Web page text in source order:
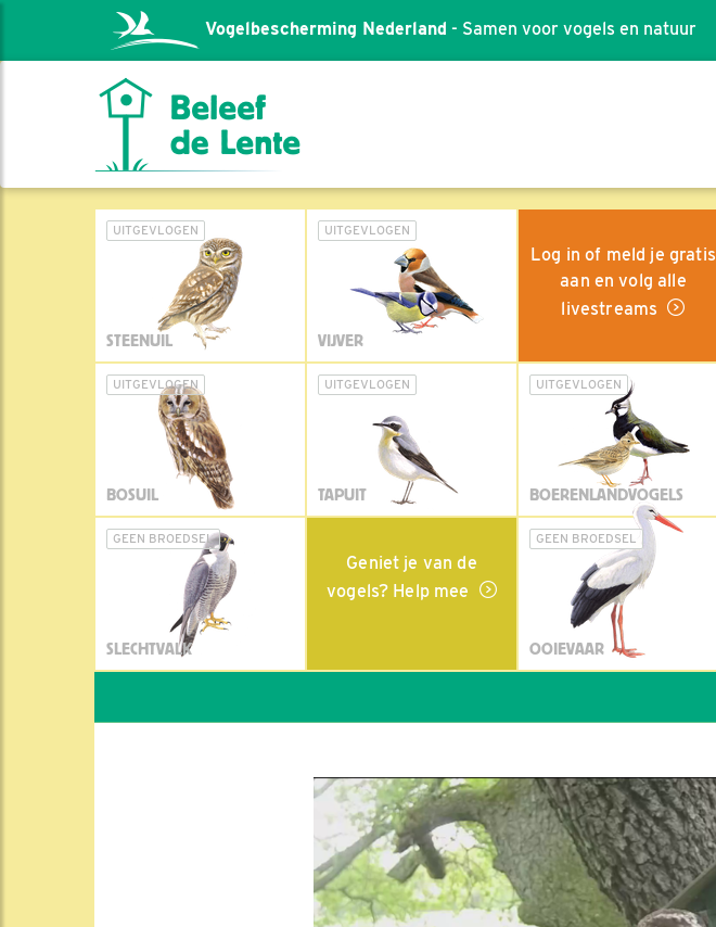
Vogelbescherming Nederland - Samen voor vogels en natuur
UITGEVLOGEN
STEENUIL
UITGEVLOGEN
VIJVER
Log in of meld je gratis
aan en volg alle
livestreams
UITGEVLOGEN
BOSUIL
UITGEVLOGEN
TAPUIT
UITGEVLOGEN
BOERENLANDVOGELS
GEEN BROEDSEL
SLECHTVALK
Geniet je van de
vogels? Help mee
GEEN BROEDSEL
OOIEVAAR